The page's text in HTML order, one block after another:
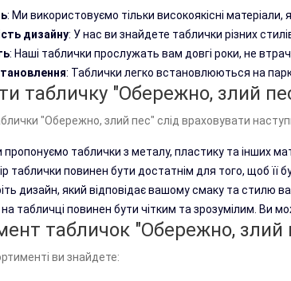
: Ми використовуємо тільки високоякісні матеріали,
дизайну: У нас ви знайдете таблички різних
: Наші таблички прослужать вам довгі роки, не
: Таблички легко встановлюються на
табличку "Обережно, злий
"Обережно, злий пес" слід враховувати
пропонуємо таблички з металу, пластику та інших
таблички повинен бути достатнім для того, щоб її
дизайн, який відповідає вашому смаку та стилю
табличці повинен бути чітким та зрозумілим. Ви
табличок "Обережно, злий
ви знайдете: